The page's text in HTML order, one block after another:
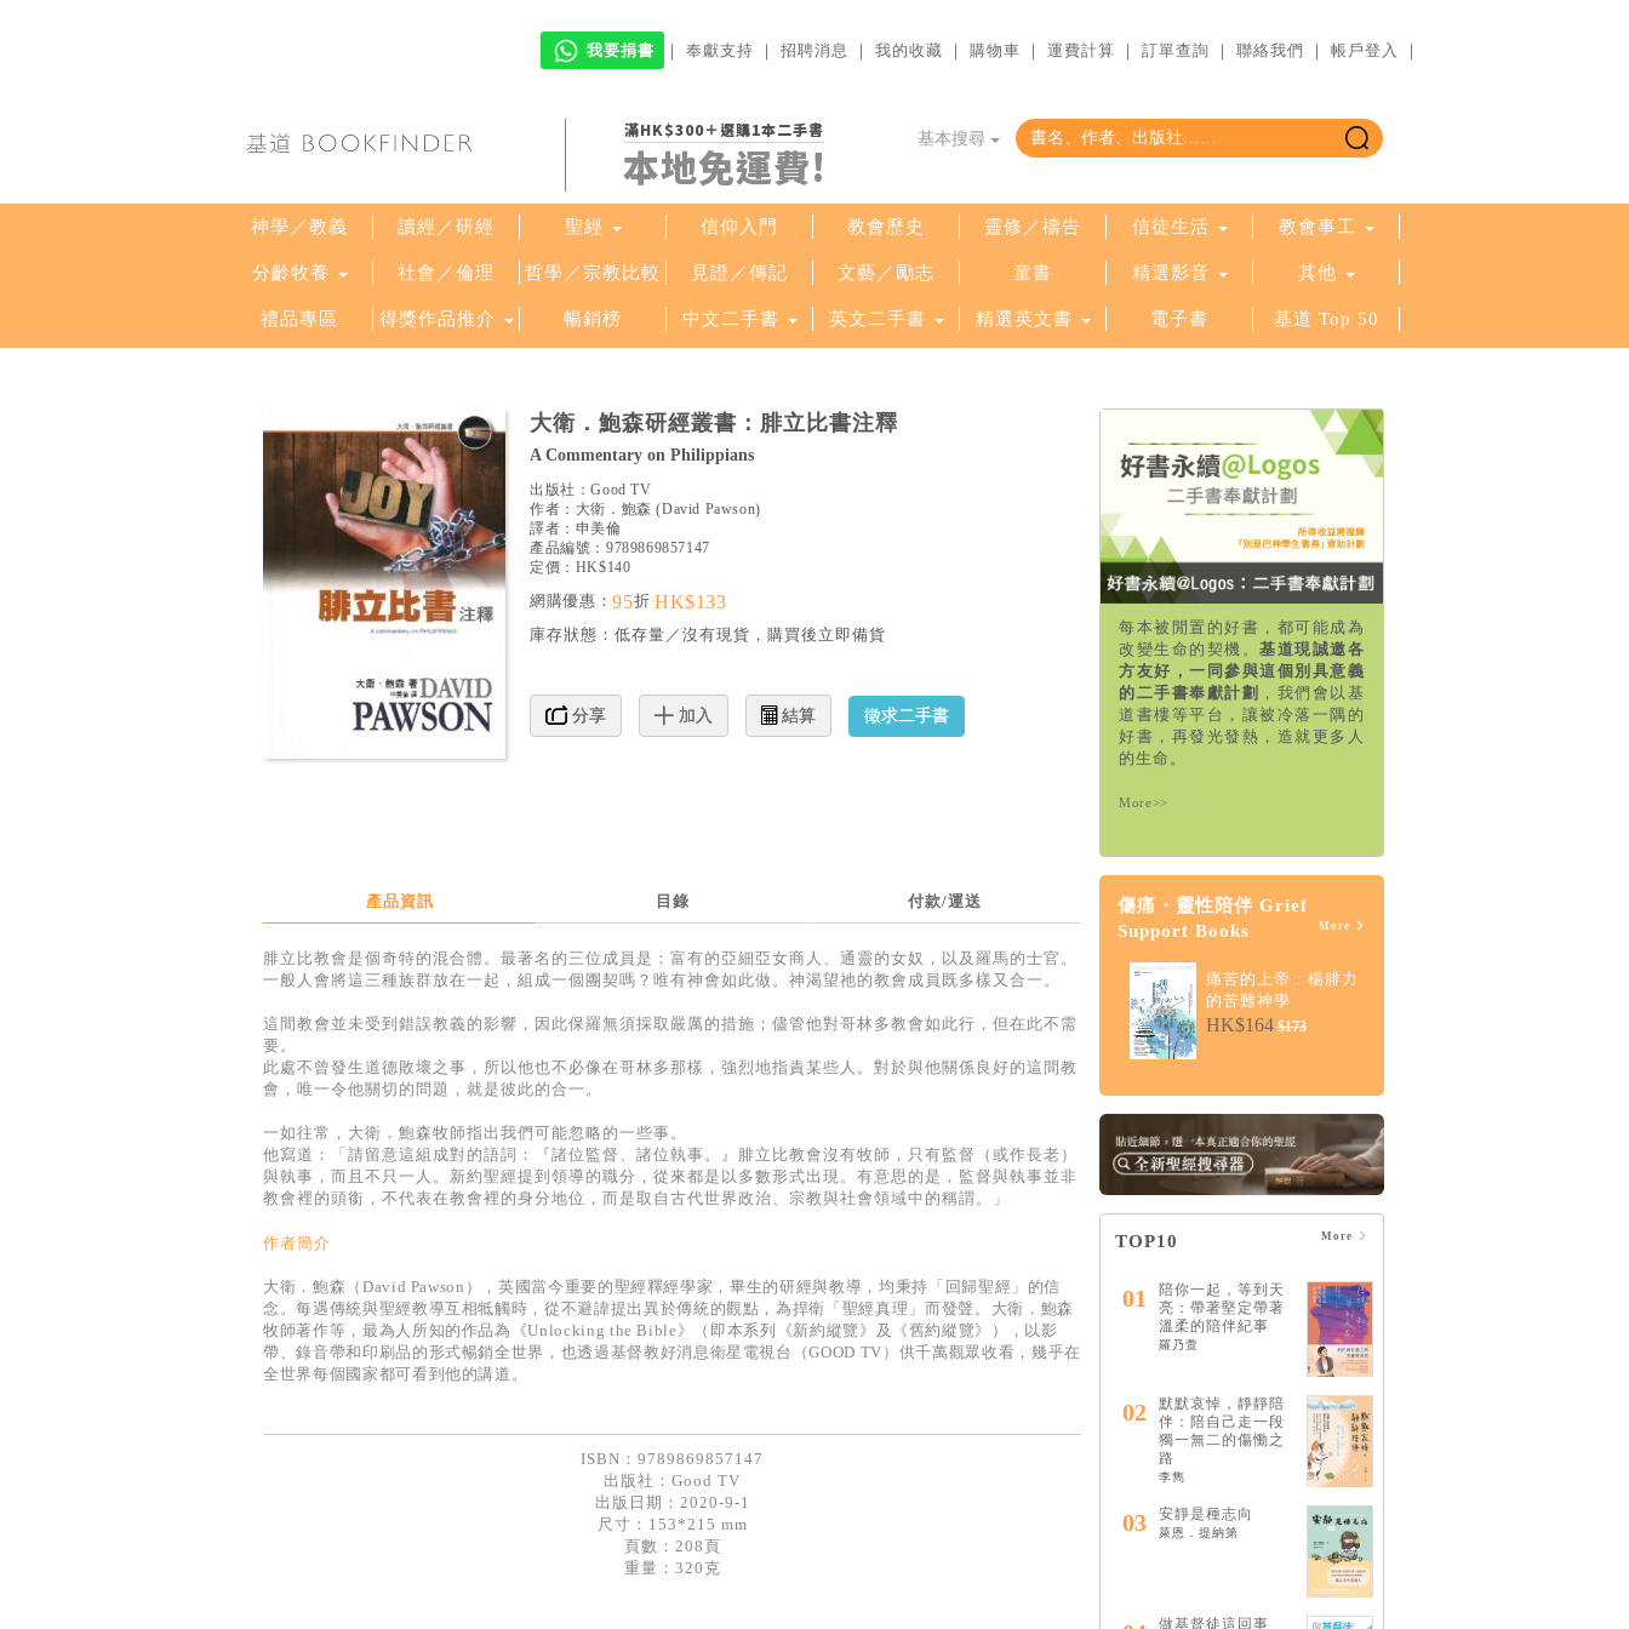
我要捐書 ｜ 奉獻支持 ｜ 招聘消息 ｜ 我的收藏 ｜ 購物車 ｜ 運費計算 ｜ 訂單查詢 ｜ 聯絡我們 ｜ 帳戶登入 ｜
滿HK$300＋選購1本二手書
本地免運費!
基本搜尋
神學／教義 讀經／研經 聖經 信仰入門 教會歷史 靈修／禱告 信徒生活 教會事工
分齡牧養 社會／倫理 哲學／宗教比較 見證／傳記 文藝／勵志 童書 精選影音 其他
禮品專區 得獎作品推介 暢銷榜 中文二手書 英文二手書 精選英文書 電子書 基道 Top 50
大衛．鮑森研經叢書：腓立比書注釋
A Commentary on Philippians
出版社：Good TV
作者： 大衛．鮑森 (David Pawson)
譯者： 申美倫
產品編號： 9789869857147
定價：HK$140
網購優惠：95折 HK$133
庫存狀態： 低存量／沒有現貨，購買後立即備貨
分享 加入 結算 徵求二手書
產品資訊 目錄 付款/運送
腓立比教會是個奇特的混合體。最著名的三位成員是：富有的亞細亞女商人、通靈的女奴，以及羅馬的士官。
一般人會將這三種族群放在一起，組成一個團契嗎？唯有神會如此做。神渴望祂的教會成員既多樣又合一。
這間教會並未受到錯誤教義的影響，因此保羅無須採取嚴厲的措施；儘管他對哥林多教會如此行，但在此不需
要。
此處不曾發生道德敗壞之事，所以他也不必像在哥林多那樣，強烈地指責某些人。對於與他關係良好的這間教
會，唯一令他關切的問題，就是彼此的合一。
一如往常，大衛．鮑森牧師指出我們可能忽略的一些事。
他寫道：「請留意這組成對的語詞：『諸位監督、諸位執事。』腓立比教會沒有牧師，只有監督（或作長老）
與執事，而且不只一人。新約聖經提到領導的職分，從來都是以多數形式出現。有意思的是，監督與執事並非
教會裡的頭銜，不代表在教會裡的身分地位，而是取自古代世界政治、宗教與社會領域中的稱謂。」
作者簡介
大衛．鮑森（David Pawson），英國當今重要的聖經釋經學家，畢生的研經與教導，均秉持「回歸聖經」的信
念。每遇傳統與聖經教導互相牴觸時，從不避諱提出異於傳統的觀點，為捍衛「聖經真理」而發聲。大衛．鮑森
牧師著作等，最為人所知的作品為《Unlocking the Bible》（即本系列《新約縱覽》及《舊約縱覽》），以影
帶、錄音帶和印刷品的形式暢銷全世界，也透過基督教好消息衛星電視台（GOOD TV）供千萬觀眾收看，幾乎在
全世界每個國家都可看到他的講道。
ISBN：9789869857147
出版社： Good TV
出版日期：2020-9-1
尺寸：153*215 mm
頁數：208頁
重量：320克
每本被閒置的好書，都可能成為
改變生命的契機。基道現誠邀各
方友好，一同參與這個別具意義
的二手書奉獻計劃 ，我們會以基
道書樓等平台，讓被冷落一隅的
好書，再發光發熱，造就更多人
的生命。
More>>
傷痛・靈性陪伴 Grief
Support Books
More
痛苦的上帝：楊腓力
的苦難神學
HK$164 $173
TOP10 More
01
陪你一起，等到天
亮：帶著堅定帶著
溫柔的陪伴紀事
羅乃萱
02
默默哀悼，靜靜陪
伴：陪自己走一段
獨一無二的傷慟之
路
李雋
03 安靜是種志向
萊恩．提納第
做基督徒這回事